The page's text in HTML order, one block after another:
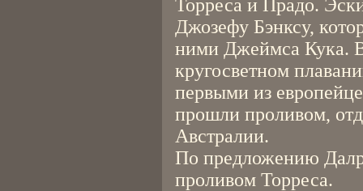
Торреса и Прадо.
Джозефу Бэнксу,
ними Джеймса Кука.
кругосветном
первыми из
прошли проливом,
Австралии.
По предложению
проливом Торреса.